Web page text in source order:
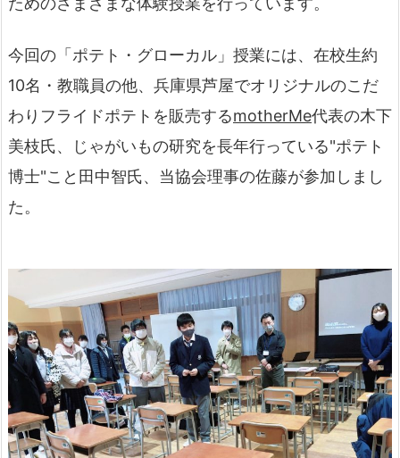
今回の「ポテト・グローカル」授業には、在校生約
10名・教職員の他、兵庫県芦屋でオリジナルのこだ
わりフライドポテトを販売するmotherMe代表の木下
美枝氏、じゃがいもの研究を長年行っている"ポテト
博士"こと田中智氏、当協会理事の佐藤が参加しまし
た。